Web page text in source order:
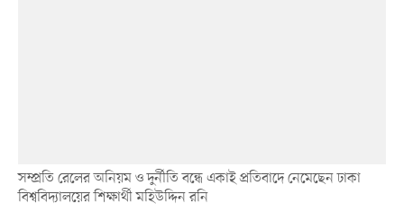
সম্প্রতি রেলের অনিয়ম ও দুর্নীতি বন্ধে একাই প্রতিবাদে নেমেছেন ঢাকা
বিশ্ববিদ্যালয়ের শিক্ষার্থী মহিউদ্দিন রনি